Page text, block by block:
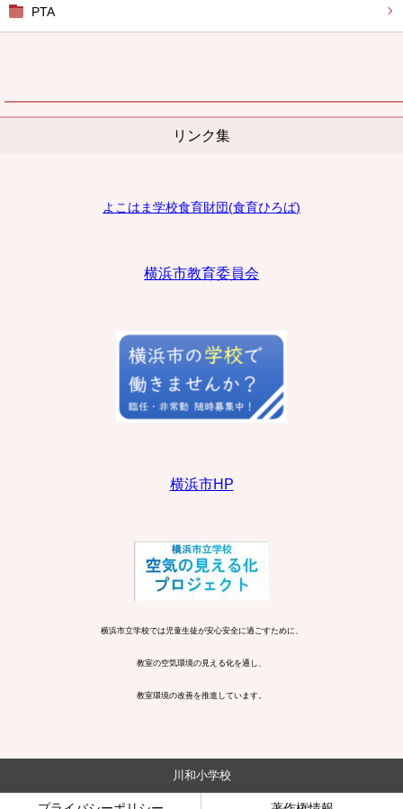
PTA
リンク集
よこはま学校食育財団(食育ひろば)
横浜市教育委員会
横浜市HP
横浜市立学校では児童生徒が安心安全に過ごすために、
教室の空気環境の見える化を通し、
教室環境の改善を推進しています。
川和小学校